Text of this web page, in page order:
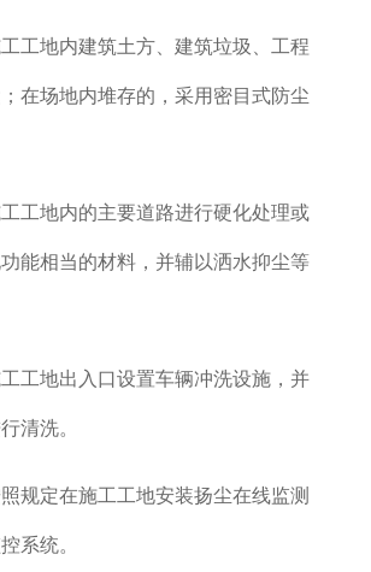
工工地内建筑土方、建筑垃圾、工程
在场地内堆存的，采用密目式防尘
工工地内的主要道路进行硬化处理或
能相当的材料，并辅以洒水抑尘等
工工地出入口设置车辆冲洗设施，并
清洗。
照规定在施工工地安装扬尘在线监测
系统。